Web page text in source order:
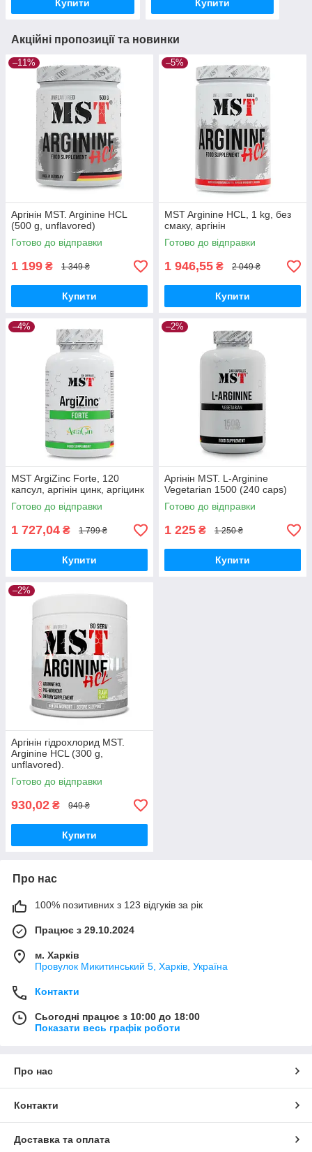
Купити Купити
Акційні пропозиції та новинки
–11%
Аргінін MST. Arginine HCL
(500 g, unflavored)
Готово до відправки
1 199 ₴ 1 349 ₴
Купити
–5%
MST Arginine HCL, 1 kg, без
смаку, аргінін
Готово до відправки
1 946,55 ₴ 2 049 ₴
Купити
–4%
MST ArgiZinc Forte, 120
капсул, аргінін цинк, аргіцинк
Готово до відправки
1 727,04 ₴ 1 799 ₴
Купити
–2%
Аргінін MST. L-Arginine
Vegetarian 1500 (240 caps)
Готово до відправки
1 225 ₴ 1 250 ₴
Купити
–2%
Аргінін гідрохлорид MST.
Arginine HCL (300 g,
unflavored).
Готово до відправки
930,02 ₴ 949 ₴
Купити
Про нас
100% позитивних з 123 відгуків за рік
Працює з 29.10.2024
м. Харків
Провулок Микитинський 5, Харків, Україна
Контакти
Сьогодні працює з 10:00 до 18:00
Показати весь графік роботи
Про нас
Контакти
Доставка та оплата